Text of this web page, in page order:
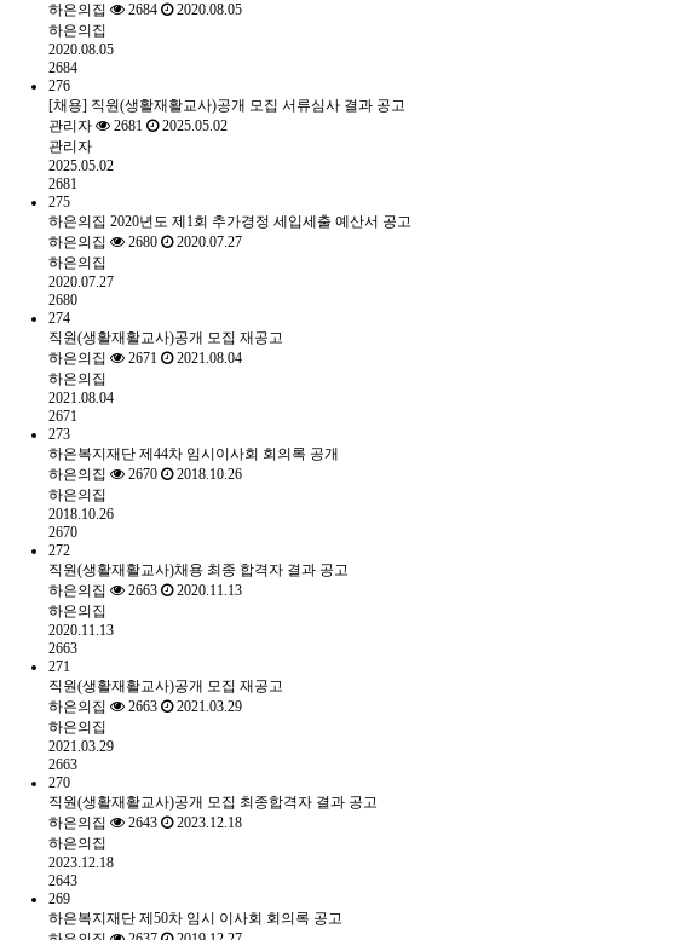
하은의집
2684
2020.08.05
하은의집
2020.08.05
2684
276
[채용] 직원(생활재활교사)공개 모집 서류심사 결과 공고
관리자
2681
2025.05.02
관리자
2025.05.02
2681
275
하은의집 2020년도 제1회 추가경정 세입세출 예산서 공고
하은의집
2680
2020.07.27
하은의집
2020.07.27
2680
274
직원(생활재활교사)공개 모집 재공고
하은의집
2671
2021.08.04
하은의집
2021.08.04
2671
273
하은복지재단 제44차 임시이사회 회의록 공개
하은의집
2670
2018.10.26
하은의집
2018.10.26
2670
272
직원(생활재활교사)채용 최종 합격자 결과 공고
하은의집
2663
2020.11.13
하은의집
2020.11.13
2663
271
직원(생활재활교사)공개 모집 재공고
하은의집
2663
2021.03.29
하은의집
2021.03.29
2663
270
직원(생활재활교사)공개 모집 최종합격자 결과 공고
하은의집
2643
2023.12.18
하은의집
2023.12.18
2643
269
하은복지재단 제50차 임시 이사회 회의록 공고